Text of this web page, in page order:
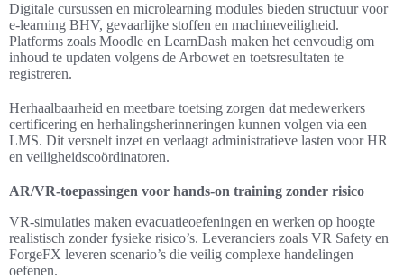
Digitale cursussen en microlearning modules bieden structuur voor
e-learning BHV, gevaarlijke stoffen en machineveiligheid.
Platforms zoals Moodle en LearnDash maken het eenvoudig om
inhoud te updaten volgens de Arbowet en toetsresultaten te
registreren.
Herhaalbaarheid en meetbare toetsing zorgen dat medewerkers
certificering en herhalingsherinneringen kunnen volgen via een
LMS. Dit versnelt inzet en verlaagt administratieve lasten voor HR
en veiligheidscoördinatoren.
AR/VR-toepassingen voor hands-on training zonder risico
VR-simulaties maken evacuatieoefeningen en werken op hoogte
realistisch zonder fysieke risico’s. Leveranciers zoals VR Safety en
ForgeFX leveren scenario’s die veilig complexe handelingen
oefenen.